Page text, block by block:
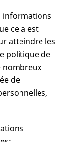
informations
cela est
atteindre les
politique de
nombreux
de